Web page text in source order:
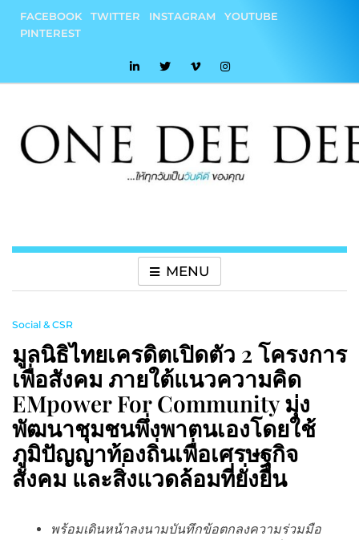
content
FACEBOOK TWITTER INSTAGRAM
YOUTUBE
PINTEREST
MENU
Social & CSR
มูลนิธิไทยเครดิตเปิดตัว 2 โครงการ
เพื่อสังคม ภายใต้แนวความคิด
EMpower For Community มุ่ง
พัฒนาชุมชนพึ่งพาตนเองโดยใช้
ภูมิปัญญาท้องถิ่นเพื่อเศรษฐกิจ
สังคม และสิ่งแวดล้อมที่ยั่งยืน
พร้อมเดินหน้าลงนามบันทึกข้อตกลงความร่วมมือ